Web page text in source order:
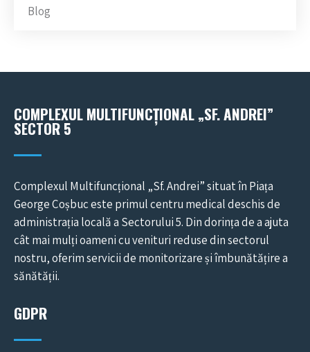
Blog
COMPLEXUL MULTIFUNCȚIONAL „SF. ANDREI”
SECTOR 5
Complexul Multifuncțional „Sf. Andrei” situat în Piața
George Coșbuc este primul centru medical deschis de
administrația locală a Sectorului 5. Din dorința de a ajuta
cât mai mulți oameni cu venituri reduse din sectorul
nostru, oferim servicii de monitorizare și îmbunătățire a
sănătății.
GDPR